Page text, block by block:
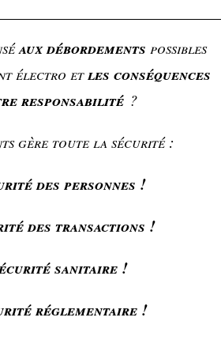
aux débordements possibles
électro etles conséquences
responsabilité ?
gère toute la sécurité :
des personnes !
des transactions !
sanitaire !
réglementaire !